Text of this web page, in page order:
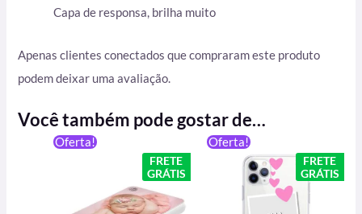
Capa de responsa, brilha muito
Apenas clientes conectados que compraram este produto
podem deixar uma avaliação.
Você também pode gostar de…
Oferta!
FRETE
GRÁTIS
preço
original
R$ 199,90.
preço
atual
é:
Oferta!
FRETE
GRÁTIS
original
era:
R$ 59,90.
preço
atual
é: